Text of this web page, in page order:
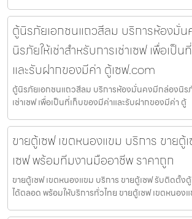
ตู้นิรภัยเอกชนแถวสีลม บริการห้องมั่
นิรภัยให้เช่าสำหรับการเช่าเซฟ เพื่อเป็
และรับฝากของมีค่า ตู้เซฟ.com
ตู้นิรภัยเอกชนแถวสีลม บริการห้องมั่นคงมีกล่องนิรภั
เช่าเซฟ เพื่อเป็นที่เก็บของมีค่าและรับฝากของมีค่า ตู้
ขายตู้เซฟ เขตหนองแขม บริการ ขาย
เซฟ พร้อมทีมงานมืออาชีพ ราคาถูก
ขายตู้เซฟ เขตหนองแขม บริการ ขายตู้เซฟ รับติดตั้ง
ได้ตลอด พร้อมให้บริการทั่วไทย ขายตู้เซฟ เขตหนองแ